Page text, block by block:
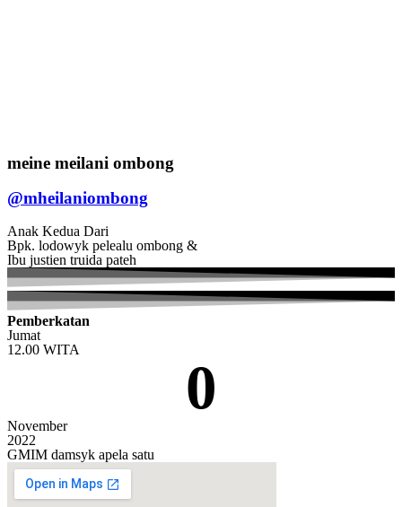
meine meilani ombong
@mheilaniombong
Anak Kedua Dari
Bpk. lodowyk pelealu ombong &
Ibu justien truida pateh
Pemberkatan
Jumat
12.00 WITA
0
November
2022
GMIM damsyk apela satu